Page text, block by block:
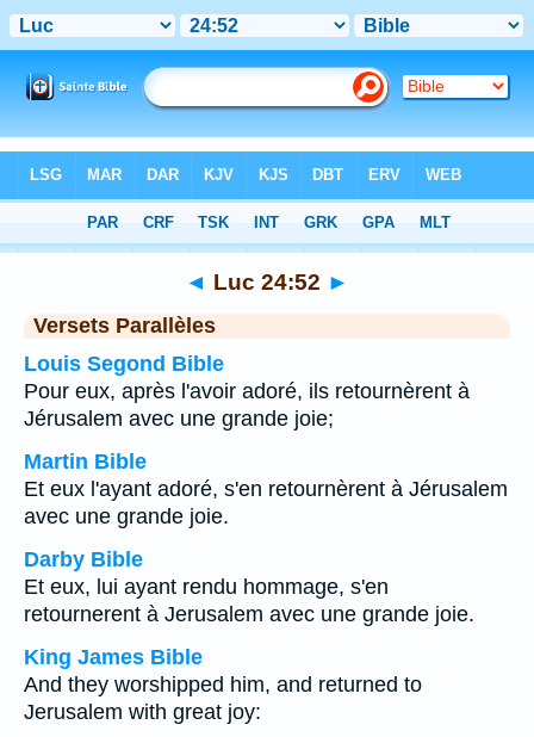
Chapitre 24> Verset 52
◄ Luc 24:52 ►
Versets Parallèles
Louis Segond Bible
Pour eux, après l'avoir adoré, ils retournèrent à
Jérusalem avec une grande joie;
Martin Bible
Et eux l'ayant adoré, s'en retournèrent à Jérusalem
avec une grande joie.
Darby Bible
Et eux, lui ayant rendu hommage, s'en
retournerent à Jerusalem avec une grande joie.
King James Bible
And they worshipped him, and returned to
Jerusalem with great joy: